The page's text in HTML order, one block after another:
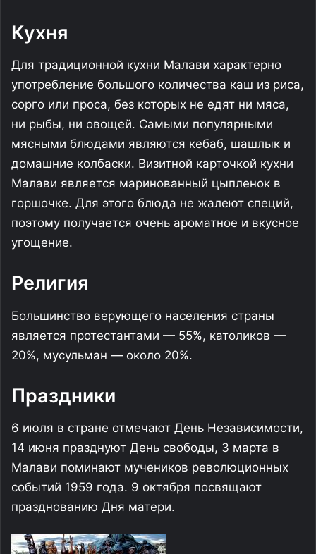
Кухня
Для традиционной кухни Малави характерно
употребление большого количества каш из риса,
сорго или проса, без которых не едят ни мяса,
ни рыбы, ни овощей. Самыми популярными
мясными блюдами являются кебаб, шашлык и
домашние колбаски. Визитной карточкой кухни
Малави является маринованный цыпленок в
горшочке. Для этого блюда не жалеют специй,
поэтому получается очень ароматное и вкусное
угощение.
Религия
Большинство верующего населения страны
является протестантами — 55%, католиков —
20%, мусульман — около 20%.
Праздники
6 июля в стране отмечают День Независимости,
14 июня празднуют День свободы, 3 марта в
Малави поминают мучеников революционных
событий 1959 года. 9 октября посвящают
празднованию Дня матери.